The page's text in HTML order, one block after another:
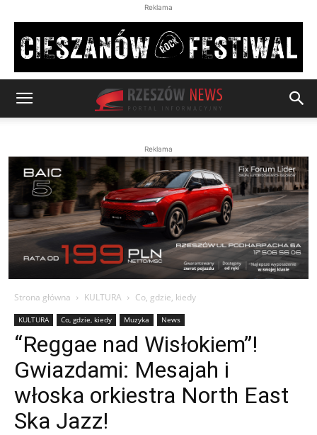
Reklama
Reklama
Strona główna KULTURA Co, gdzie, kiedy
KULTURA Co, gdzie, kiedy Muzyka News
“Reggae nad Wisłokiem”!
Gwiazdami: Mesajah i
włoska orkiestra North East
Ska Jazz!